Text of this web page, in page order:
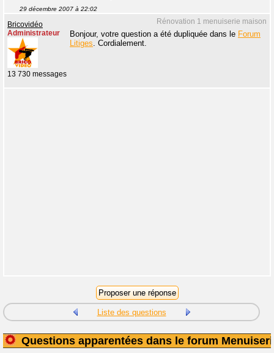
29 décembre 2007 à 22:02
Rénovation 1 menuiserie maison
Bricovidéo
Administrateur
13 730 messages
Bonjour, votre question a été dupliquée dans le Forum
Litiges. Cordialement.
Liste des questions
Questions apparentées dans le forum